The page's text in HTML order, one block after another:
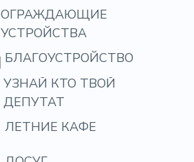
ОГРАЖДАЮЩИЕ
УСТРОЙСТВА
БЛАГОУСТРОЙСТВО
УЗНАЙ КТО ТВОЙ
ДЕПУТАТ
ЛЕТНИЕ КАФЕ